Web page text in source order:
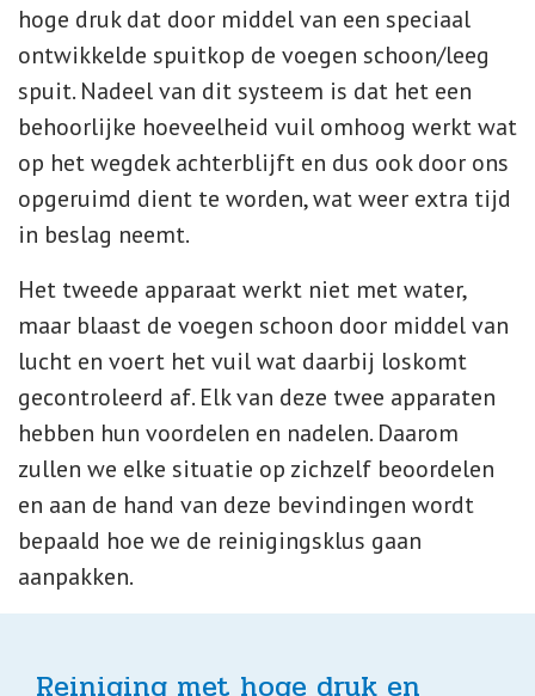
hoge druk dat door middel van een speciaal
ontwikkelde spuitkop de voegen schoon/leeg
spuit. Nadeel van dit systeem is dat het een
behoorlijke hoeveelheid vuil omhoog werkt wat
op het wegdek achterblijft en dus ook door ons
opgeruimd dient te worden, wat weer extra tijd
in beslag neemt.
Het tweede apparaat werkt niet met water,
maar blaast de voegen schoon door middel van
lucht en voert het vuil wat daarbij loskomt
gecontroleerd af. Elk van deze twee apparaten
hebben hun voordelen en nadelen. Daarom
zullen we elke situatie op zichzelf beoordelen
en aan de hand van deze bevindingen wordt
bepaald hoe we de reinigingsklus gaan
aanpakken.
Reiniging met hoge druk en